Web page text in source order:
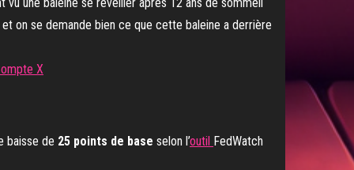
X
baisse de 25 points de base selon l’outil FedWatch